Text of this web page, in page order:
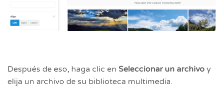
Después de eso, haga clic en Seleccionar un archivo y
elija un archivo de su biblioteca multimedia.